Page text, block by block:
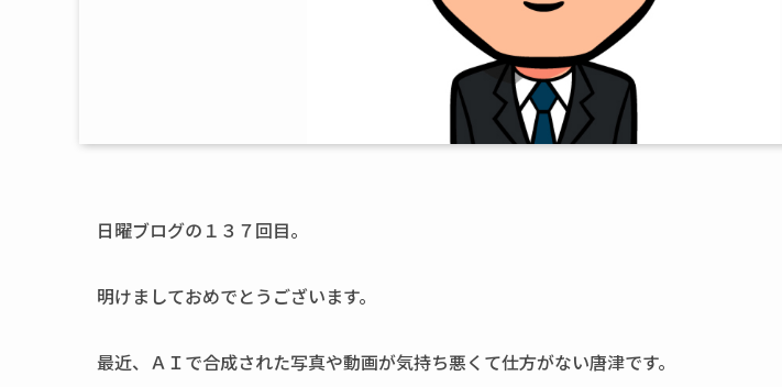
日曜ブログの１３７回目。
明けましておめでとうございます。
最近、ＡＩで合成された写真や動画が気持ち悪くて仕方がない唐津です。